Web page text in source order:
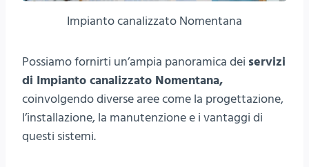
Impianto canalizzato Nomentana
Possiamo fornirti un’ampia panoramica dei servizi
di Impianto canalizzato Nomentana,
coinvolgendo diverse aree come la progettazione,
l’installazione, la manutenzione e i vantaggi di
questi sistemi.